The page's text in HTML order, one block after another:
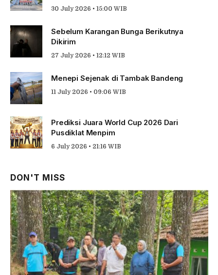
30 July 2026 • 15:00 WIB
Sebelum Karangan Bunga Berikutnya
Dikirim
27 July 2026 • 12:12 WIB
Menepi Sejenak di Tambak Bandeng
11 July 2026 • 09:06 WIB
Prediksi Juara World Cup 2026 Dari
Pusdiklat Menpim
6 July 2026 • 21:16 WIB
DON'T MISS